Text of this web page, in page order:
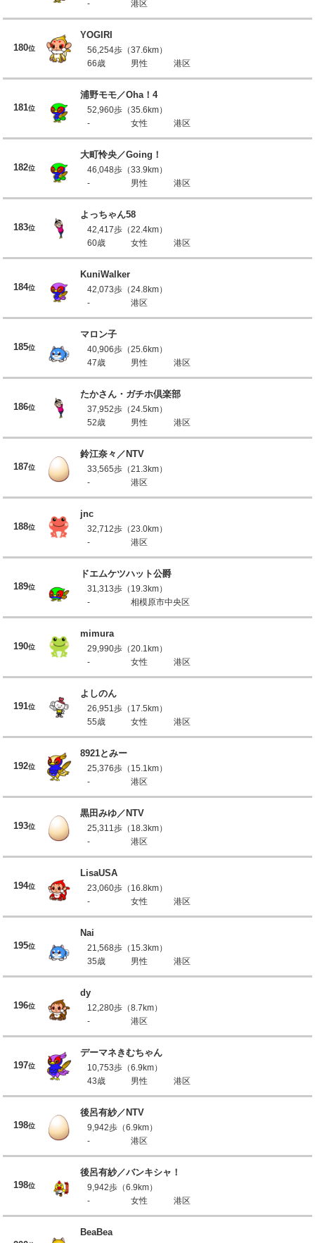
-
港区
180位
YOGIRI
56,254歩（37.6km）
66歳
男性 港区
181位
浦野モモ／Oha！4
52,960歩（35.6km）
-
女性 港区
182位
大町怜央／Going！
46,048歩（33.9km）
-
男性 港区
183位
よっちゃん58
42,417歩（22.4km）
60歳
女性 港区
184位
KuniWalker
42,073歩（24.8km）
-
港区
185位
マロン子
40,906歩（25.6km）
47歳
男性 港区
186位
たかさん・ガチホ倶楽部
37,952歩（24.5km）
52歳
男性 港区
187位
鈴江奈々／NTV
33,565歩（21.3km）
-
港区
188位
jnc
32,712歩（23.0km）
-
港区
189位
ドエムケツハット公爵
31,313歩（19.3km）
-
相模原市中央区
190位
mimura
29,990歩（20.1km）
-
女性 港区
191位
よしのん
26,951歩（17.5km）
55歳
女性 港区
192位
8921とみー
25,376歩（15.1km）
-
港区
193位
黒田みゆ／NTV
25,311歩（18.3km）
-
港区
194位
LisaUSA
23,060歩（16.8km）
-
女性 港区
195位
Nai
21,568歩（15.3km）
35歳
男性 港区
196位
dy
12,280歩（8.7km）
-
港区
197位
デーマネきむちゃん
10,753歩（6.9km）
43歳
男性 港区
198位
後呂有紗／NTV
9,942歩（6.9km）
-
港区
198位
後呂有紗／バンキシャ！
9,942歩（6.9km）
-
女性 港区
BeaBea